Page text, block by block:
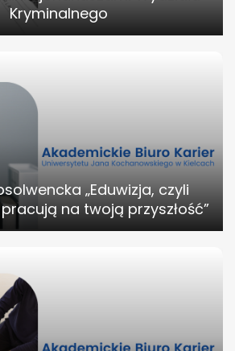
Kryminalnego
„Eduwizja, czyli
na twoją przyszłość”